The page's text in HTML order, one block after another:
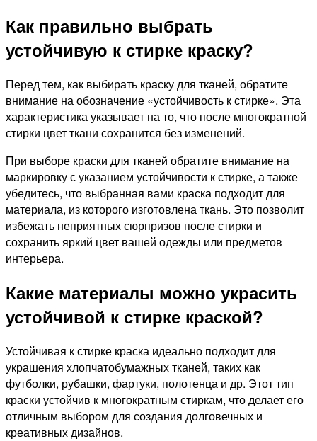
Как правильно выбрать
устойчивую к стирке краску?
Перед тем, как выбирать краску для тканей, обратите
внимание на обозначение «устойчивость к стирке». Эта
характеристика указывает на то, что после многократной
стирки цвет ткани сохранится без изменений.
При выборе краски для тканей обратите внимание на
маркировку с указанием устойчивости к стирке, а также
убедитесь, что выбранная вами краска подходит для
материала, из которого изготовлена ткань. Это позволит
избежать неприятных сюрпризов после стирки и
сохранить яркий цвет вашей одежды или предметов
интерьера.
Какие материалы можно украсить
устойчивой к стирке краской?
Устойчивая к стирке краска идеально подходит для
украшения хлопчатобумажных тканей, таких как
футболки, рубашки, фартуки, полотенца и др. Этот тип
краски устойчив к многократным стиркам, что делает его
отличным выбором для создания долговечных и
креативных дизайнов.